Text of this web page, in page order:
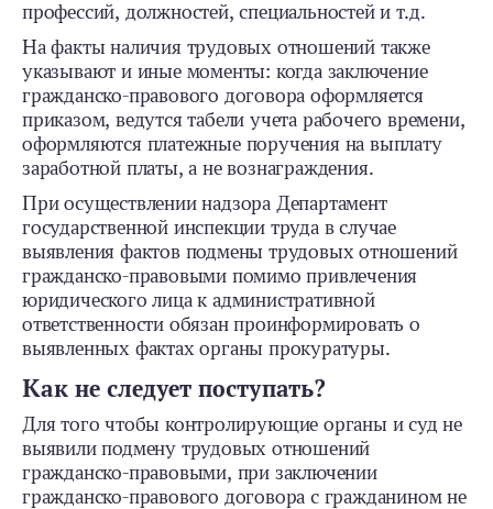
профессий, должностей, специальностей и т. д.
На факты наличия трудовых отношений также
указывают и иные моменты: когда заключение
гражданско-­правового договора оформляется
приказом, ведутся табели учета рабочего времени,
оформляются платежные поручения на выплату
заработной платы, а не вознаграждения.
При осуществлении надзора Департамент
государственной инспекции труда в случае
выявления фактов подмены трудовых отношений
гражданско-­правовыми помимо привлечения
юридического лица к административной
ответственности обязан проинформировать о
выявленных фактах органы прокуратуры.
Как не следует поступать?
Для того чтобы контролирующие органы и суд не
выявили подмену трудовых отношений
гражданско-­правовыми, при заключении
гражданско-­правового договора с гражданином не